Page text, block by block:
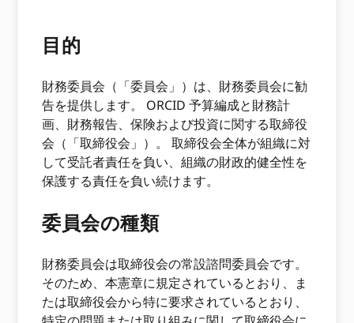
目的
財務委員会（「委員会」）は、財務委員会に勧
告を提供します。 ORCID 予算編成と財務計
画、財務報告、保険および投資に関する取締役
会（「取締役会」）。 取締役会全体が組織に対
して受託者責任を負い、組織の財政的健全性を
保護する責任を負い続けます。
委員会の種類
財務委員会は取締役会の常設諮問委員会です。
そのため、本憲章に規定されているとおり、ま
たは取締役会から特に要求されているとおり、